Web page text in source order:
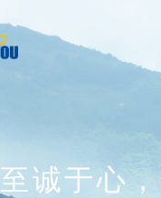
至诚于心